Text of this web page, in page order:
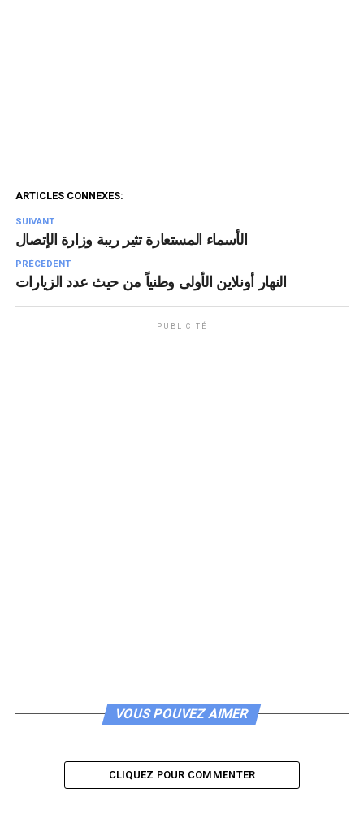
ARTICLES CONNEXES:
SUIVANT
الأسماء المستعارة تثير ريبة وزارة الإتصال
PRÉCEDENT
النهار أونلاين الأولى وطنياً من حيث عدد الزيارات
PUBLICITÉ
VOUS POUVEZ AIMER
CLIQUEZ POUR COMMENTER